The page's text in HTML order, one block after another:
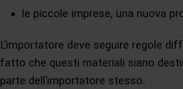
le piccole imprese, una nuova
L’importatore deve seguire regole
fatto che questi materiali siano
parte dell’importatore stesso.